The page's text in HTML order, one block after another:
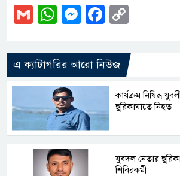
GmailWhatsApp
Messenger
Facebook
এ ক্যাটাগরির আরো নিউজ
কার্যক্রম নিষিদ্ধ
ছুরিকাঘাতে নিহত
যুবদল নেতার
শিবিরকর্মী